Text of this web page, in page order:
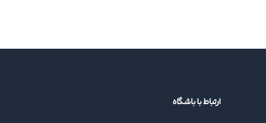
ارتباط با باشگاه